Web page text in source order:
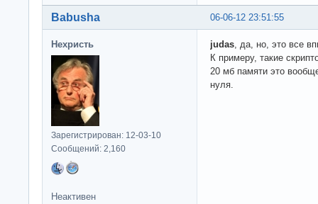
06-06-12 23:51:55
Babusha
Нехристь
Зарегистрирован: 12-03-10
Сообщений: 2,160
judas, да, но, это все
К примеру, такие
20 мб памяти это
нуля.
Неактивен